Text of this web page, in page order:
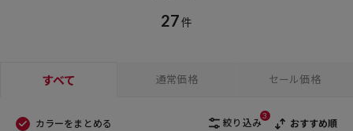
27件
すべて 通常価格 セール価格
カラーをまとめる 絞り込み
3
おすすめ順